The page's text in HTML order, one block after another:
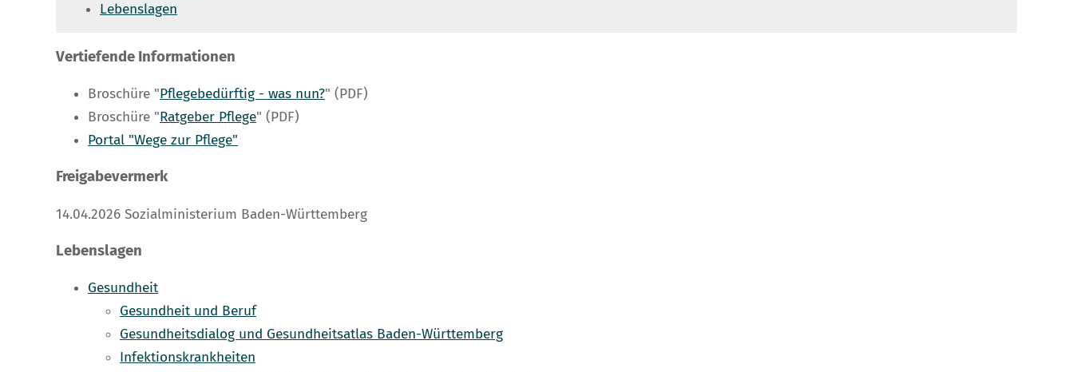
Lebenslagen
Vertiefende Informationen
Broschüre "Pflegebedürftig - was nun?" (PDF)
Broschüre "Ratgeber Pflege" (PDF)
Portal "Wege zur Pflege"
Freigabevermerk
14.04.2026 Sozialministerium Baden-Württemberg
Lebenslagen
Gesundheit
Gesundheit und Beruf
Gesundheitsdialog und Gesundheitsatlas Baden-Württemberg
Infektionskrankheiten